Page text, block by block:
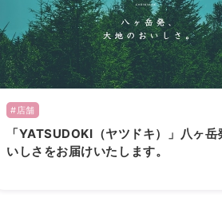
#店舗
「YATSUDOKI（ヤツドキ）」八ヶ
いしさをお届けいたします。